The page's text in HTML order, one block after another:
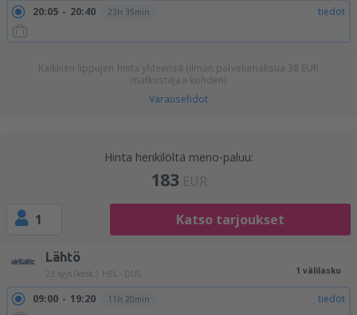
20:05 20:40 23h 35min tiedot
Kaikkien lippujen hinta yhteensä (ilman palvelumaksua 38 EUR
matkustajaa kohden)
Varausehdot
Hinta henkilöltä meno-paluu:
183 EUR
1 Katso tarjoukset
Lähtö
23 syys (kesk.) HEL - DUS 1 välilasku
09:00 19:20 11h 20min tiedot